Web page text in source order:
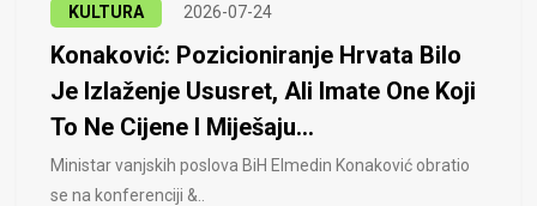
KULTURA 2026-07-24
Konaković: Pozicioniranje Hrvata Bilo
Je Izlaženje Ususret, Ali Imate One Koji
To Ne Cijene I Miješaju...
Ministar vanjskih poslova BiH Elmedin Konaković obratio
se na konferenciji &..